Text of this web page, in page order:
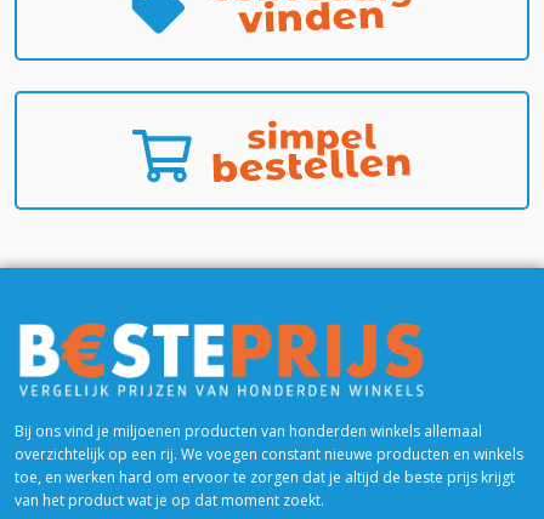
Bij ons vind je miljoenen producten van honderden winkels allemaal
overzichtelijk op een rij. We voegen constant nieuwe producten en winkels
toe, en werken hard om ervoor te zorgen dat je altijd de beste prijs krijgt
van het product wat je op dat moment zoekt.